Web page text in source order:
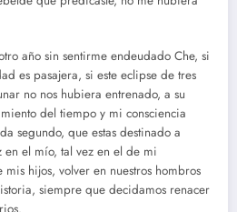
año sin sentirme endeudado Che, si
es pasajera, si este eclipse de tres
no nos hubiera entrenado, a su
del tiempo y mi consciencia
segundo, que estas destinado a
en el mío, tal vez en el de mi
hijos, volver en nuestros hombros
siempre que decidamos renacer